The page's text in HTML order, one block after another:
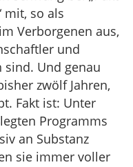
mit, so als
Verborgenen aus,
und
Und genau
zwölf Jahren,
Fakt ist: Unter
Programms
an Substanz
sie immer voller